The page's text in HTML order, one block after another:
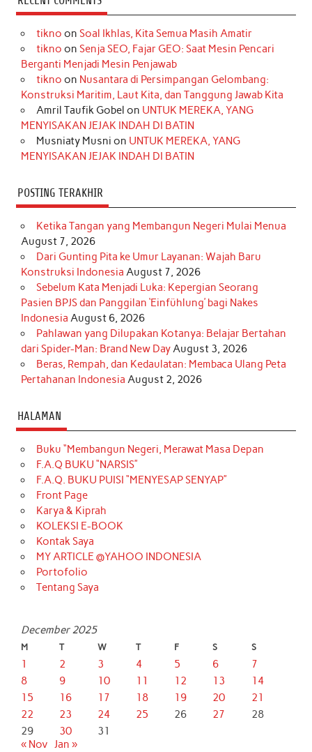
e
b
o
k
t
a
r
a
m
T
o
k
t
e
r
e
s
t
k
e
d
I
n
t
t
r
T
u
e
tikno on Soal Ikhlas, Kita Semua Masih Amatir
tikno on Senja SEO, Fajar GEO: Saat Mesin Pencari
Berganti Menjadi Mesin Penjawab
tikno on Nusantara di Persimpangan Gelombang:
Konstruksi Maritim, Laut Kita, dan Tanggung Jawab Kita
Amril Taufik Gobel on UNTUK MEREKA, YANG
MENYISAKAN JEJAK INDAH DI BATIN
Musniaty Musni on UNTUK MEREKA, YANG
MENYISAKAN JEJAK INDAH DI BATIN
POSTING TERAKHIR
Ketika Tangan yang Membangun Negeri Mulai Menua
August 7, 2026
Dari Gunting Pita ke Umur Layanan: Wajah Baru
Konstruksi Indonesia August 7, 2026
Sebelum Kata Menjadi Luka: Kepergian Seorang
Pasien BPJS dan Panggilan ‘Einfühlung’ bagi Nakes
Indonesia August 6, 2026
Pahlawan yang Dilupakan Kotanya: Belajar Bertahan
dari Spider-Man: Brand New DayAugust 3, 2026
Beras, Rempah, dan Kedaulatan: Membaca Ulang Peta
Pertahanan Indonesia August 2, 2026
HALAMAN
Buku “Membangun Negeri, Merawat Masa Depan
F.A.Q BUKU “NARSIS”
F.A.Q. BUKU PUISI “MENYESAP SENYAP”
Front Page
Karya & Kiprah
KOLEKSI E-BOOK
Kontak Saya
MY ARTICLE @YAHOO INDONESIA
Portofolio
Tentang Saya
December 2025
M T W T F S S
1 2 3 4 5 6
7
8
9 10 11 12 13
14
15
16 17 18 19 20
21
22
23 24 25 26 27
28
29
30
31
« Nov Jan »